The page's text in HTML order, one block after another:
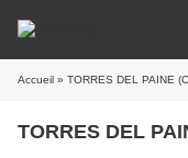
Accueil » TORRES DEL PAINE
TORRES DEL